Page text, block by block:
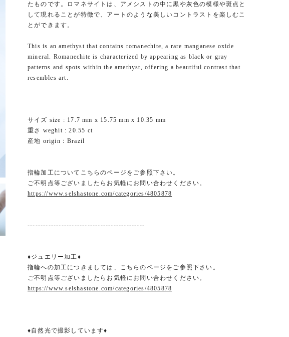
たものです。ロマネサイトは、アメシストの中に黒や灰色の模様や斑点と
して現れることが特徴で、アートのような美しいコントラストを楽しむこ
とができます。
This is an amethyst that contains romanechite, a rare manganese oxide
mineral. Romanechite is characterized by appearing as black or gray
patterns and spots within the amethyst, offering a beautiful contrast that
resembles art.
サイズ size : 17.7 mm x 15.75 mm x 10.35 mm
重さ weghit : 20.55 ct
産地 origin：Brazil
指輪加工についてこちらのページをご参照下さい。
ご不明点等ございましたらお気軽にお問い合わせください。
https://www.selshastone.com/categories/4805878
---------------------------------------------
♦ジュエリー加工♦
指輪への加工につきましては、こちらのページをご参照下さい。
ご不明点等ございましたらお気軽にお問い合わせください。
https://www.selshastone.com/categories/4805878
♦自然光で撮影しています♦